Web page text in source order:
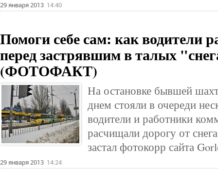
29 января 2013 14:40
Помоги себе сам: как водители
перед застрявшим в талых
(ФОТОФАКТ)
На остановке бывшей
днем стояли в очереди
водители и работники
расчищали дорогу от
застал фотокорр сайта
29 января 2013 14:24